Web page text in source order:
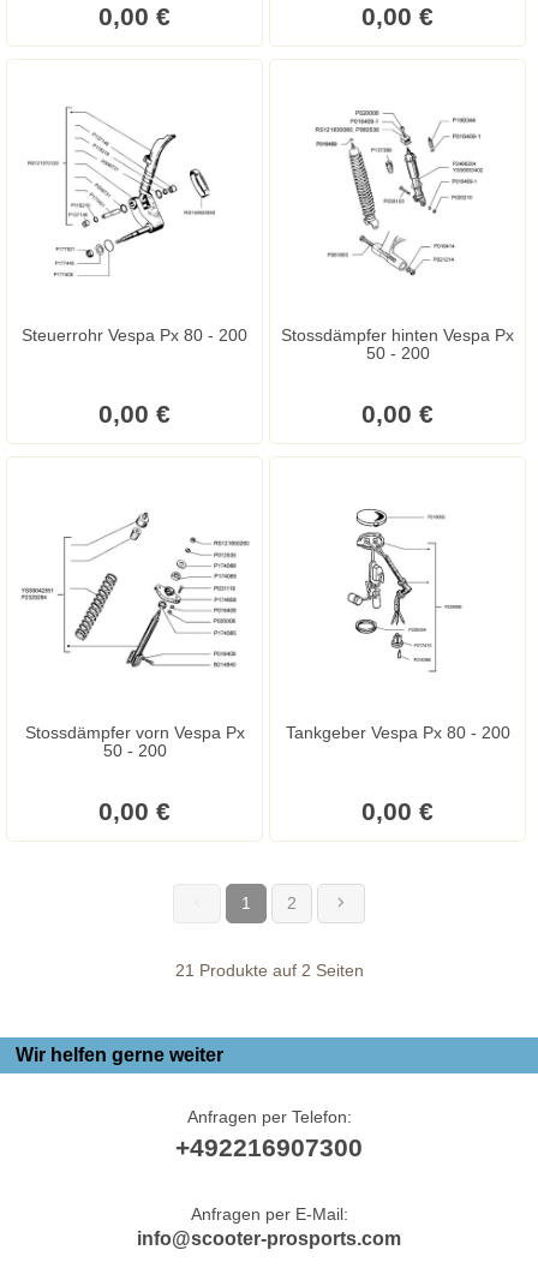
0,00 € 0,00 €
Steuerrohr Vespa Px 80 - 200
0,00 €
Stossdämpfer hinten Vespa Px
50 - 200
0,00 €
Stossdämpfer vorn Vespa Px
50 - 200
0,00 €
Tankgeber Vespa Px 80 - 200
0,00 €
1 (current)
2
21 Produkte auf 2 Seiten
Wir helfen gerne weiter
Anfragen per Telefon:
+492216907300
Anfragen per E-Mail:
info@scooter-prosports.com